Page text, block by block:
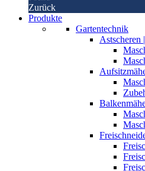
Zurück
Produkte
Gartentechnik
Astscheren